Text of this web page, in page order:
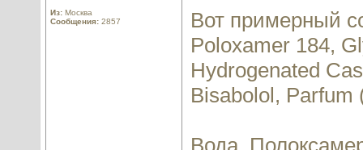
Из: Москва
Сообщения: 2857
Вот примерный
Poloxamer 184,
Hydrogenated
Bisabolol, Parfum
Вода,